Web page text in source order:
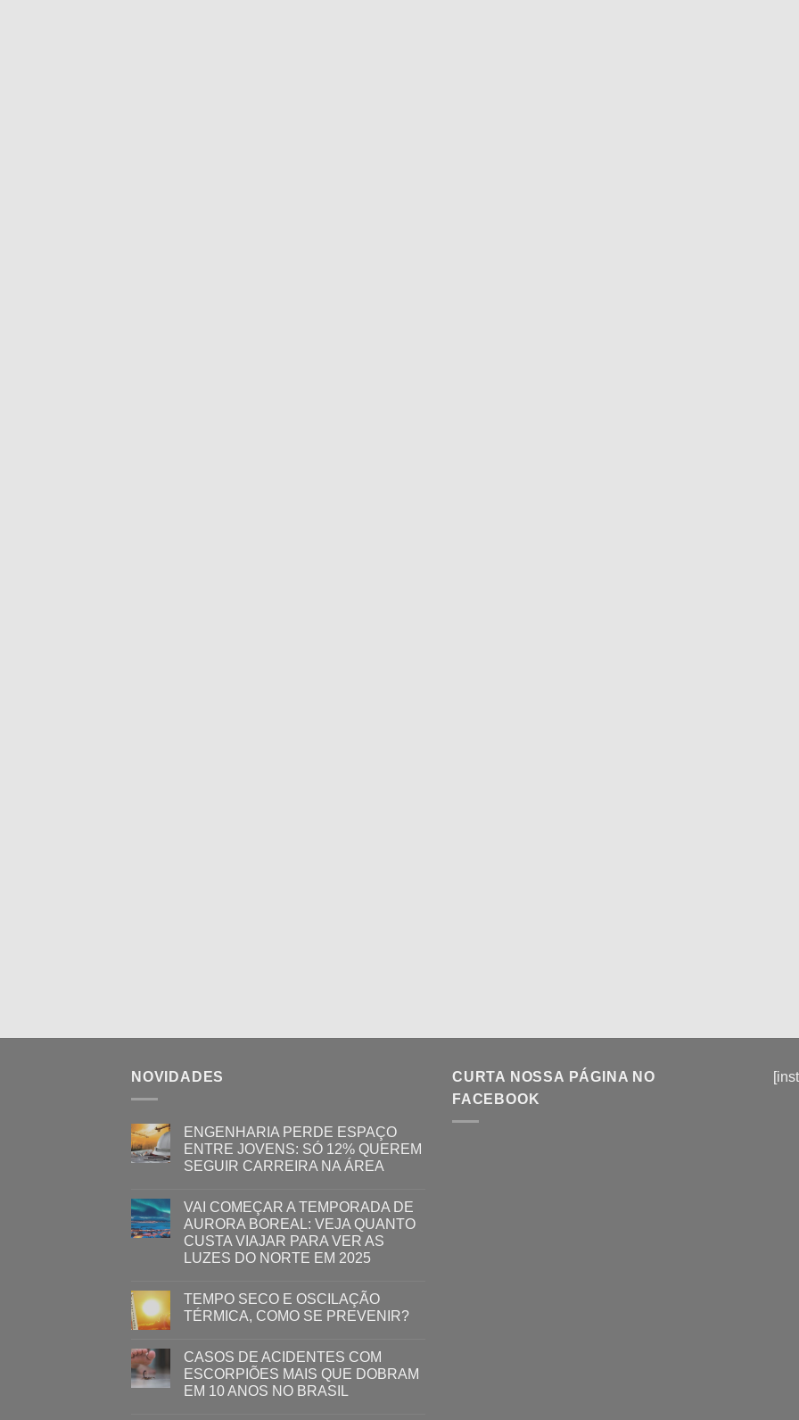
NOVIDADES
ENGENHARIA PERDE ESPAÇO
ENTRE JOVENS: SÓ 12% QUEREM
SEGUIR CARREIRA NA ÁREA
VAI COMEÇAR A TEMPORADA DE
AURORA BOREAL: VEJA QUANTO
CUSTA VIAJAR PARA VER AS
LUZES DO NORTE EM 2025
TEMPO SECO E OSCILAÇÃO
TÉRMICA, COMO SE PREVENIR?
CASOS DE ACIDENTES COM
ESCORPIÕES MAIS QUE DOBRAM
EM 10 ANOS NO BRASIL
CURTA NOSSA PÁGINA NO
FACEBOOK